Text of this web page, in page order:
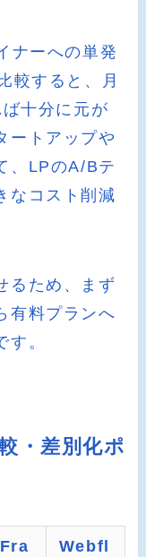
ナーへの単発
較すると、月
十分に元が
ートアップや
、LPのA/Bテ
なコスト削減
るため、まず
有料プランへ
。
・差別化ポ
Fra
Webfl